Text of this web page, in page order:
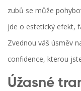
zubů se může
jde o estetický efekt,
Zvednou váš úsměv
confidence, kterou
Úžasné